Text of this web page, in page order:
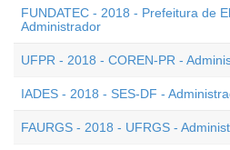
FUNDATEC - 2018 - Prefeitura de
Administrador
UFPR - 2018 - COREN-PR -
IADES - 2018 - SES-DF -
FAURGS - 2018 - UFRGS -